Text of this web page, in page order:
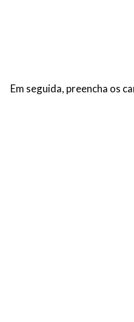
Em seguida, preencha os